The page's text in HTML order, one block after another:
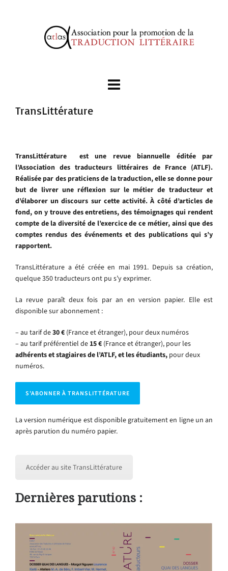
TransLittérature
TransLittérature est une revue biannuelle éditée par
l’Association des traducteurs littéraires de France (ATLF).
Réalisée par des praticiens de la traduction, elle se donne pour
but de livrer une réflexion sur le métier de traducteur et
d’élaborer un discours sur cette activité. À côté d’articles de
fond, on y trouve des entretiens, des témoignages qui rendent
compte de la diversité de l’exercice de ce métier, ainsi que des
comptes rendus des événements et des publications qui s’y
rapportent.
TransLittérature a été créée en mai 1991. Depuis sa création,
quelque 350 traducteurs ont pu s’y exprimer.
La revue paraît deux fois par an en version papier. Elle est
disponible sur abonnement :
– au tarif de30 € (France et étranger), pour deux numéros
– au tarif préférentiel de 15 € (France et étranger), pour les
adhérents et stagiaires de l’ATLF, et les étudiants, pour deux
numéros.
S'ABONNER À TRANSLITTÉRATURE
La version numérique est disponible gratuitement en ligne un an
après parution du numéro papier.
Accéder au site TransLittérature
Dernières parutions :